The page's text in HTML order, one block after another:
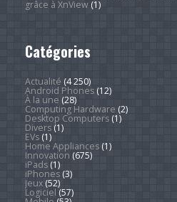
grâce à XnView(1)
Catégories
Actualité (4 250)
Android Phones(12)
À la une (28)
Computing Hardware (2)
Desktop Computers(1)
Divers(1)
EVs(1)
Home Appliances(1)
Innovation (675)
iPads(1)
iPhones(3)
Jeux(52)
Logiciel (57)